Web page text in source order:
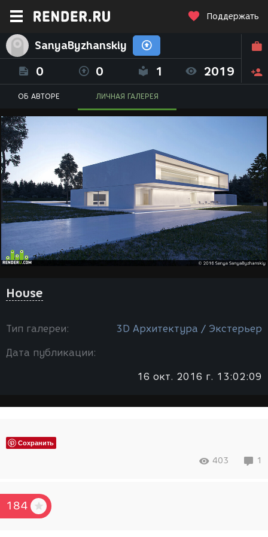
Поддержать
SanyaByzhanskiy
0 0 1 2019
ОБ АВТОРЕ ЛИЧНАЯ ГАЛЕРЕЯ
House
Тип галереи: 3D Архитектура / Экстерьер
Дата публикации:
16 окт. 2016 г. 13:02:09
Сохранить
403 1
184